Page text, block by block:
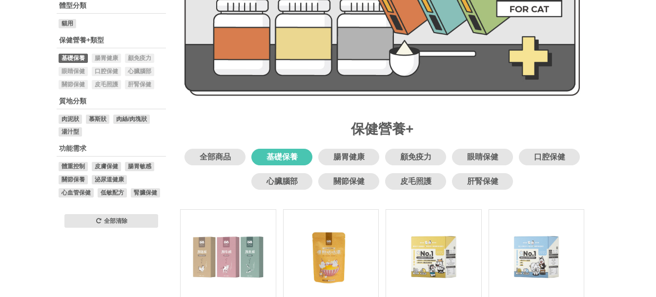
體型分類
貓用
保健營養+類型
基礎保養 腸胃健康
顧免疫力
眼睛保健
口腔保健
心臟腦部
關節保健
皮毛照護 肝腎保健
質地分類
肉泥狀 慕斯狀
肉絲/肉塊狀
湯汁型
功能需求
體重控制 皮膚保健
腸胃敏感
關節保養
泌尿道健康
心血管保健
低敏配方 腎臟保健
全部清除
保健營養+
全部商品 基礎保養 腸胃健康 顧免疫力 眼睛保健 口腔保健
心臟腦部 關節保健 皮毛照護 肝腎保健